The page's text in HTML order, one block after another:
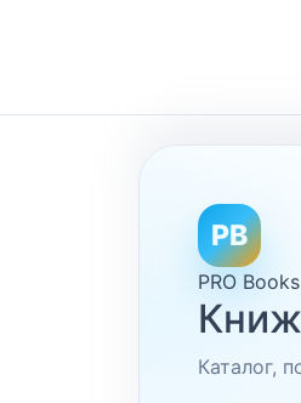
PB
PRO Books
Каталог,